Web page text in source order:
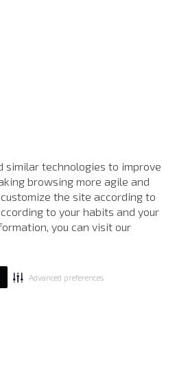
similar technologies to improve
browsing more agile and
the site according to
to your habits and your
you can visit our
Advanced preferences